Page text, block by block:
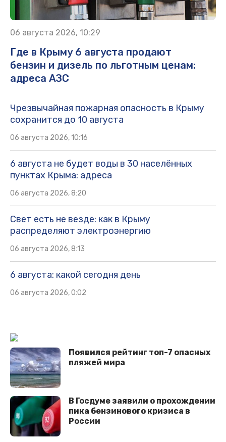
06 августа 2026, 10:29
Где в Крыму 6 августа продают
бензин и дизель по льготным ценам:
адреса АЗС
Чрезвычайная пожарная опасность в Крыму
сохранится до 10 августа
06 августа 2026, 10:16
6 августа не будет воды в 30 населённых
пунктах Крыма: адреса
06 августа 2026, 8:20
Свет есть не везде: как в Крыму
распределяют электроэнергию
06 августа 2026, 8:13
6 августа: какой сегодня день
06 августа 2026, 0:02
Появился рейтинг топ-7 опасных
пляжей мира
В Госдуме заявили о прохождении
пика бензинового кризиса в
России